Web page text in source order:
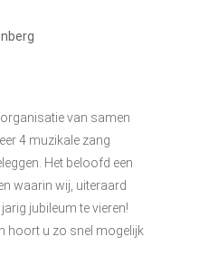
van samen
4 muzikale zang
Het beloofd een
waarin wij, uiteraard
jubileum te vieren!
hoort u zo snel mogelijk